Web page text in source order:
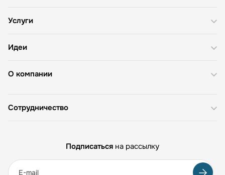
О компании
Услуги
Идеи
Сотрудничество
Подписаться на рассылку